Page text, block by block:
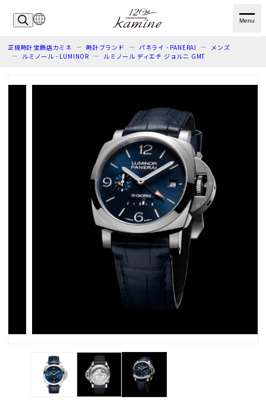
Menu
正規時計宝飾店カミネ 時計ブランド パネライ - PANERAI
メンズ
ルミノール - LUMINOR
ルミノール ディエチ ジョルニ GMT